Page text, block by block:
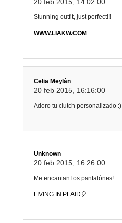
Stunning outfit, just perfect!!!
WWW.LIAKW.COM
Celia Meylán
20 feb 2015, 16:16:00
Adoro tu clutch personalizado :)
Unknown
20 feb 2015, 16:26:00
Me encantan los pantalónes!
LIVING IN PLAID🎈